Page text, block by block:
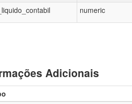
numeric
Adicionais